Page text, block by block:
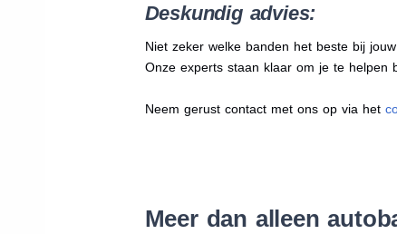
Deskundig advies:
Niet zeker welke banden het beste bij
Onze experts staan klaar om je te helpen
Neem gerust contact met ons op via het
Meer dan alleen